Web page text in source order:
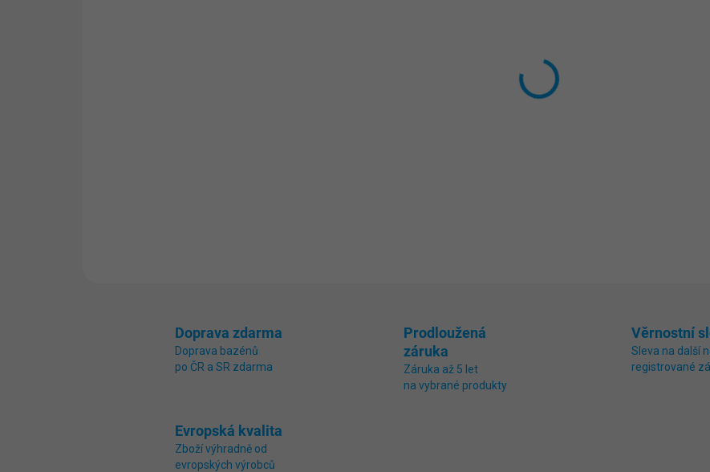
Doprava zdarma
Doprava bazénů
po ČR a SR zdarma
Prodloužená
záruka
Záruka až 5 let
na vybrané produkty
Věrnostní
Sleva na další
registrované
Evropská kvalita
Zboží výhradně od
evropských výrobců